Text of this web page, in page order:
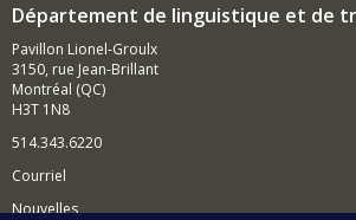
Département de linguistique et de
Pavillon Lionel-Groulx
3150, rue Jean-Brillant
Montréal (QC)
H3T 1N8
514.343.6220
Courriel
Nouvelles